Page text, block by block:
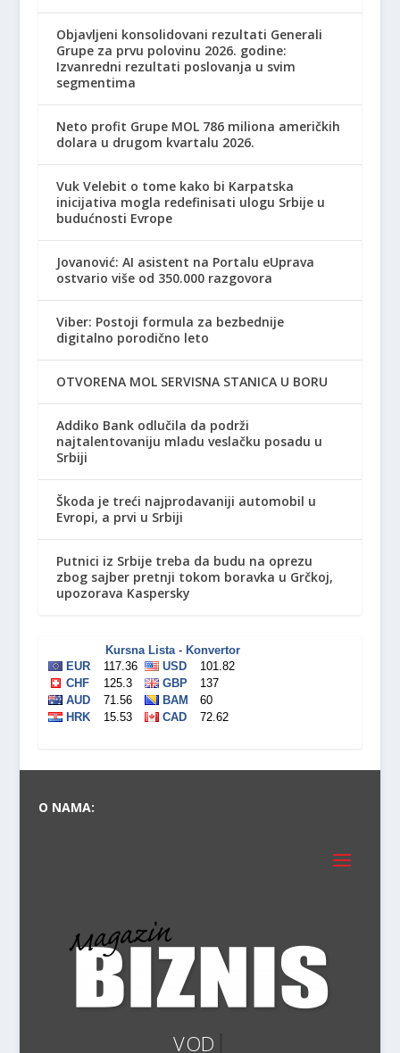
Objavljeni konsolidovani rezultati Generali
Grupe za prvu polovinu 2026. godine:
Izvanredni rezultati poslovanja u svim
segmentima
Neto profit Grupe MOL 786 miliona američkih
dolara u drugom kvartalu 2026.
Vuk Velebit o tome kako bi Karpatska
inicijativa mogla redefinisati ulogu Srbije u
budućnosti Evrope
Jovanović: AI asistent na Portalu eUprava
ostvario više od 350.000 razgovora
Viber: Postoji formula za bezbednije
digitalno porodično leto
OTVORENA MOL SERVISNA STANICA U BORU
Addiko Bank odlučila da podrži
najtalentovaniju mladu veslačku posadu u
Srbiji
Škoda je treći najprodavaniji automobil u
Evropi, a prvi u Srbiji
Putnici iz Srbije treba da budu na oprezu
zbog sajber pretnji tokom boravka u Grčkoj,
upozorava Kaspersky
O NAMA: